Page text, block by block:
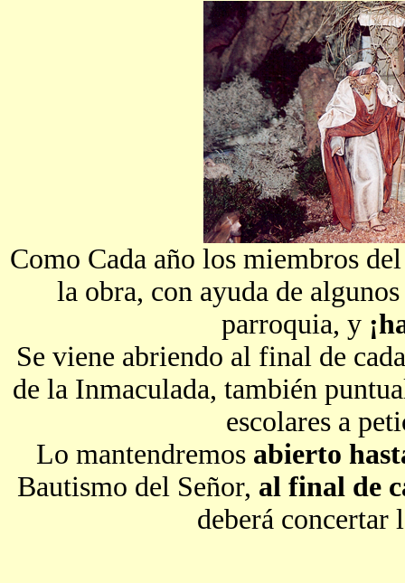
Como Cada año los miembros
la obra, con ayuda de
parroquia, y
Se viene abriendo al final de
de la Inmaculada, también
escolares a
Lo mantendremos abierto
Bautismo del Señor, al final de
deberá concertar